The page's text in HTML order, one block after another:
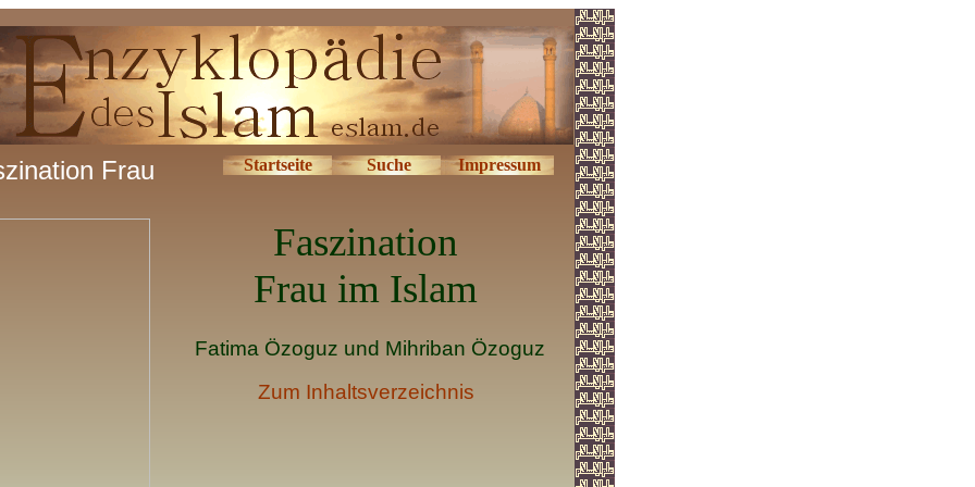
Frau Startseite Suche Impressum
Faszination
Frau im Islam
Fatima Özoguz und Mihriban Özoguz
Zum Inhaltsverzeichnis